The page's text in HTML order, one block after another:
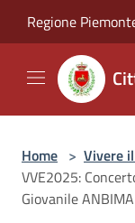
Regione
Home > Vivere
VVE2025:
Giovanile ANBIMA